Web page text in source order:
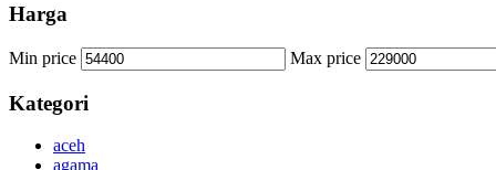
Harga
Min price Max price
Kategori
aceh
agama